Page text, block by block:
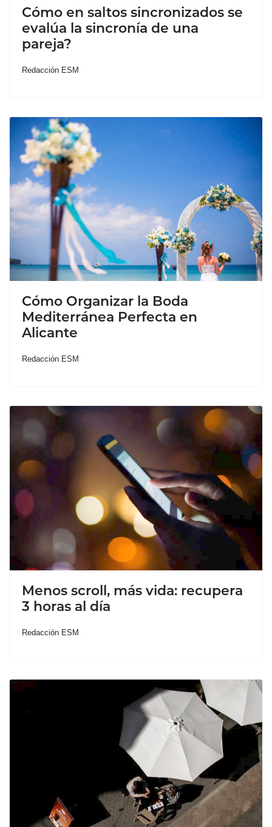
Cómo en saltos sincronizados se
evalúa la sincronía de una
pareja?
Redacción ESM
Cómo Organizar la Boda
Mediterránea Perfecta en
Alicante
Redacción ESM
Menos scroll, más vida: recupera
3 horas al día
Redacción ESM